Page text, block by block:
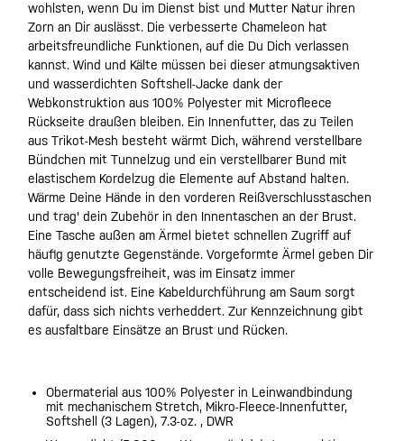
wohlsten, wenn Du im Dienst bist und Mutter Natur ihren
Zorn an Dir auslässt. Die verbesserte Chameleon hat
arbeitsfreundliche Funktionen, auf die Du Dich verlassen
kannst. Wind und Kälte müssen bei dieser atmungsaktiven
und wasserdichten Softshell-Jacke dank der
Webkonstruktion aus 100% Polyester mit Microfleece
Rückseite draußen bleiben. Ein Innenfutter, das zu Teilen
aus Trikot-Mesh besteht wärmt Dich, während verstellbare
Bündchen mit Tunnelzug und ein verstellbarer Bund mit
elastischem Kordelzug die Elemente auf Abstand halten.
Wärme Deine Hände in den vorderen Reißverschlusstaschen
und trag' dein Zubehör in den Innentaschen an der Brust.
Eine Tasche außen am Ärmel bietet schnellen Zugriff auf
häufig genutzte Gegenstände. Vorgeformte Ärmel geben Dir
volle Bewegungsfreiheit, was im Einsatz immer
entscheidend ist. Eine Kabeldurchführung am Saum sorgt
dafür, dass sich nichts verheddert. Zur Kennzeichnung gibt
es ausfaltbare Einsätze an Brust und Rücken.
Obermaterial aus 100% Polyester in Leinwandbindung
mit mechanischem Stretch, Mikro-Fleece-Innenfutter,
Softshell (3 Lagen), 7.3-oz. , DWR